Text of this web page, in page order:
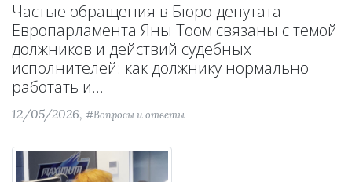
Частые обращения в Бюро депутата
Европарламента Яны Тоом связаны с темой
должников и действий судебных
исполнителей: как должнику нормально
работать и...
12/05/2026, #Вопросы и ответы